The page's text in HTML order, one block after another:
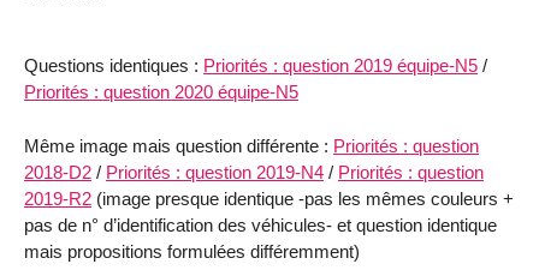
Questions identiques : Priorités : question 2019 équipe-N5 /
Priorités : question 2020 équipe-N5
Même image mais question différente : Priorités : question
2018-D2 / Priorités : question 2019-N4 / Priorités : question
2019-R2 (image presque identique -pas les mêmes couleurs +
pas de n° d’identification des véhicules- et question identique
mais propositions formulées différemment)